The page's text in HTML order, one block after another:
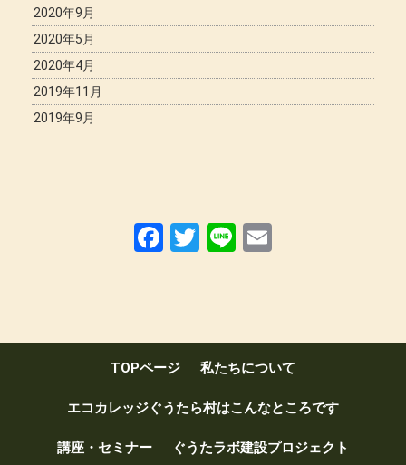
2020年9月
2020年5月
2020年4月
2019年11月
2019年9月
F
o
o
k
T Li
TOPページ 私たちについて
エコカレッジぐうたら村はこんなところです
講座・セミナー ぐうたラボ建設プロジェクト